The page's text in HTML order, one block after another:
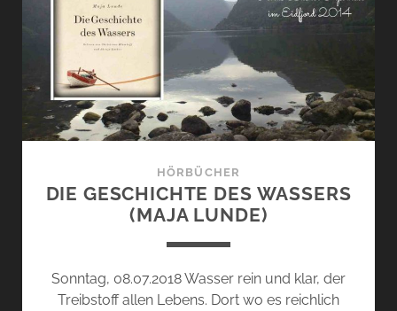
HÖRBÜCHER
DIE GESCHICHTE DES WASSERS
(MAJA LUNDE)
Sonntag, 08.07.2018 Wasser rein und klar, der
Treibstoff allen Lebens. Dort wo es reichlich